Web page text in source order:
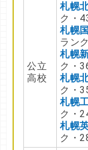
公立
高校
札幌
ク・
札幌
ラン
札幌
ク・
札幌
ク・
札幌
ク・
札幌
ク・